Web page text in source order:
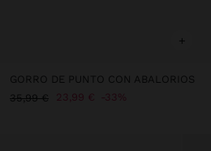
+
GORRO DE PUNTO CON ABALORIOS
35,99 €
23,99 € 33%